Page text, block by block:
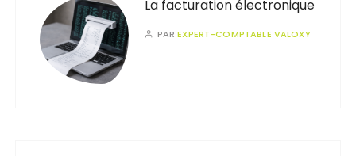
La facturation électronique
PAREXPERT-COMPTABLE VALOXY